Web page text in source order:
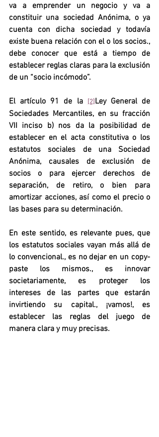
va a emprender un negocio y va a
constituir una sociedad Anónima, o ya
cuenta con dicha sociedad y todavía
existe buena relación con el o los socios.,
debe conocer que está a tiempo de
establecer reglas claras para la exclusión
de un “socio incómodo”.
El artículo 91 de la [2]Ley General de
Sociedades Mercantiles, en su fracción
VII inciso b) nos da la posibilidad de
establecer en el acta constitutiva o los
estatutos sociales de una Sociedad
Anónima, causales de exclusión de
socios o para ejercer derechos de
separación, de retiro, o bien para
amortizar acciones, así como el precio o
las bases para su determinación.
En este sentido, es relevante pues, que
los estatutos sociales vayan más allá de
lo convencional., es no dejar en un copy-
paste los mismos., es innovar
societariamente, es proteger los
intereses de las partes que estarán
invirtiendo su capital., ¡vamos!, es
establecer las reglas del juego de
manera clara y muy precisas.